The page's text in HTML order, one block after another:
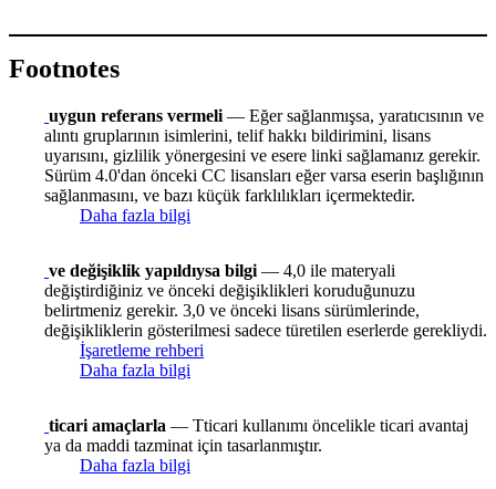
Footnotes
uygun referans vermeli — Eğer sağlanmışsa, yaratıcısının ve
alıntı gruplarının isimlerini, telif hakkı bildirimini, lisans
uyarısını, gizlilik yönergesini ve esere linki sağlamanız gerekir.
Sürüm 4.0'dan önceki CC lisansları eğer varsa eserin başlığının
sağlanmasını, ve bazı küçük farklılıkları içermektedir.
Daha fazla bilgi
ve değişiklik yapıldıysa bilgi — 4,0 ile materyali
değiştirdiğiniz ve önceki değişiklikleri koruduğunuzu
belirtmeniz gerekir. 3,0 ve önceki lisans sürümlerinde,
değişikliklerin gösterilmesi sadece türetilen eserlerde gerekliydi.
İşaretleme rehberi
Daha fazla bilgi
ticari amaçlarla — Tticari kullanımı öncelikle ticari avantaj
ya da maddi tazminat için tasarlanmıştır.
Daha fazla bilgi